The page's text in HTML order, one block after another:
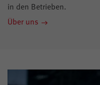
in den Betrieben.
Über uns